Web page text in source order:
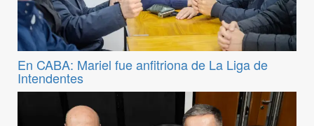
En CABA: Mariel fue anfitriona de La Liga de
Intendentes